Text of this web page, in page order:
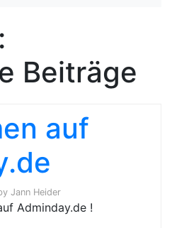
Beiträge
auf
Jann Heider
Adminday.de !